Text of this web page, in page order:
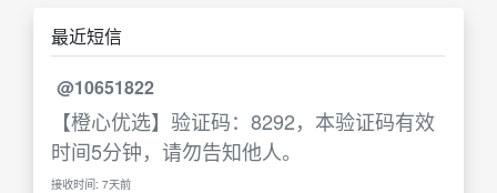
最近短信
@10651822
【橙心优选】验证码：8292，本验证码有效
时间5分钟，请勿告知他人。
接收时间: 7天前